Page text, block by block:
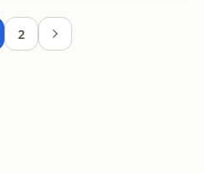
2